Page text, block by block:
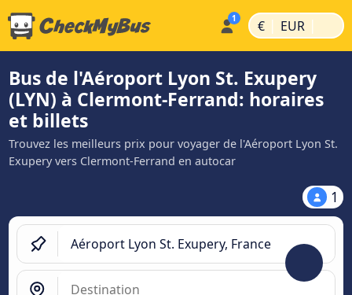
€ | EUR |
Bus de l'Aéroport Lyon St. Exupery
(LYN) à Clermont-Ferrand: horaires
et billets
Trouvez les meilleurs prix pour voyager de l'Aéroport Lyon St.
Exupery vers Clermont-Ferrand en autocar
1